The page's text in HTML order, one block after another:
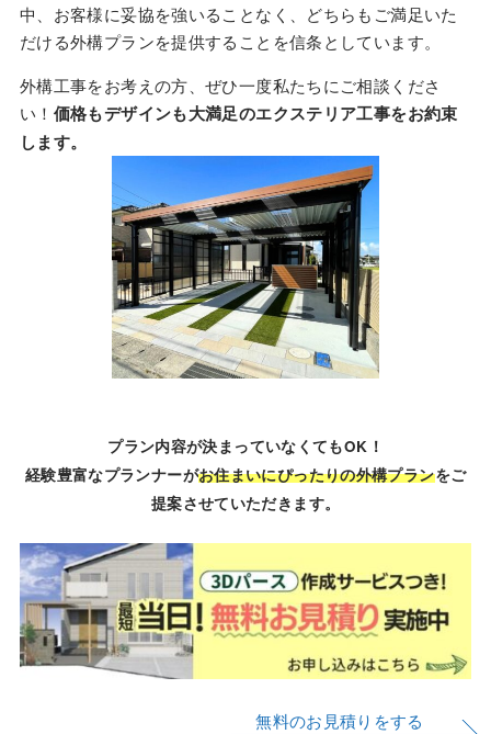
中、お客様に妥協を強いることなく、どちらもご満足いた
だける外構プランを提供することを信条としています。
外構工事をお考えの方、ぜひ一度私たちにご相談くださ
い！ 価格もデザインも大満足のエクステリア工事をお約束
します。
プラン内容が決まっていなくてもOK！
経験豊富なプランナーがお住まいにぴったりの外構プランをご
提案させていただきます。
無料のお見積りをする